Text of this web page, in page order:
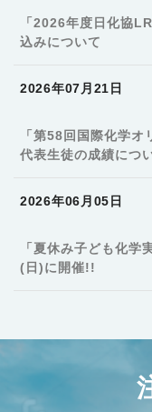
「2026年度日化協
込みについて
2026年07月21日
「第58回国際化学
代表生徒の成績につ
2026年06月05日
「夏休み子ども化
(日)に開催!!